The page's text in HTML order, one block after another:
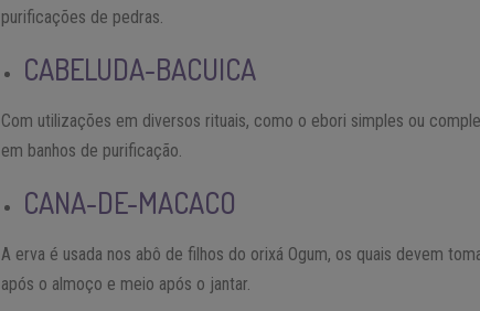
purificações de pedras.
CABELUDA-BACUICA
Com utilizações em diversos rituais, como o ebori simples ou
em banhos de purificação.
CANA-DE-MACACO
A erva é usada nos abô de filhos do orixá Ogum, os quais devem
após o almoço e meio após o jantar.